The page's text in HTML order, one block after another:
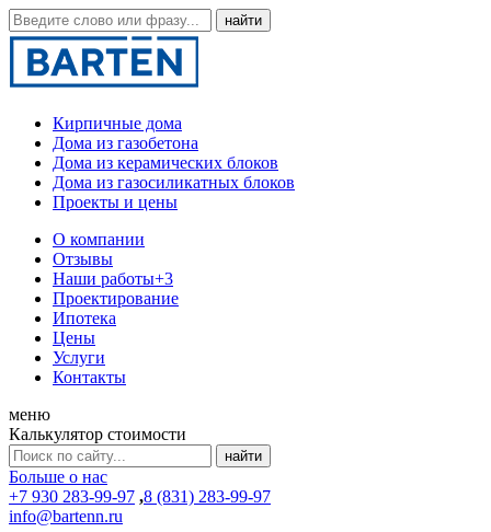
Кирпичные дома
Дома из газобетона
Дома из керамических блоков
Дома из газосиликатных блоков
Проекты и цены
О компании
Отзывы
Наши работы+3
Проектирование
Ипотека
Цены
Услуги
Контакты
меню
Калькулятор стоимости
Больше о нас
+7 930 283-99-97 ,8 (831) 283-99-97
info@bartenn.ru